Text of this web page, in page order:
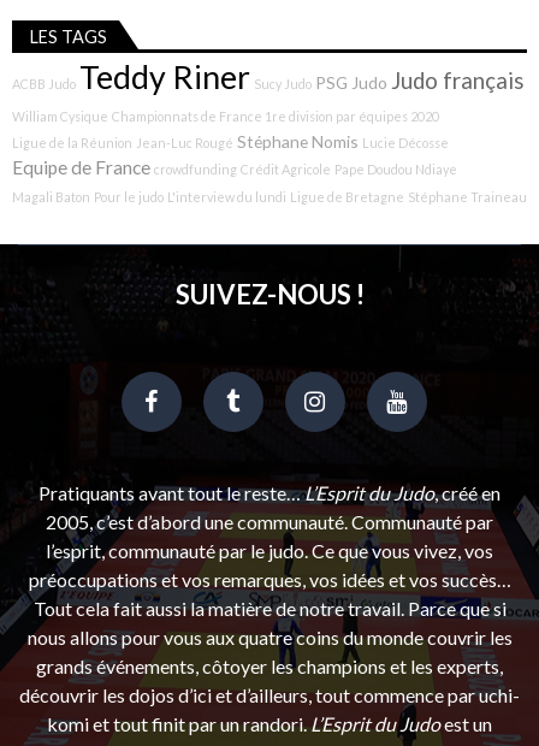
LES TAGS
ACBB Judo Teddy Riner Sucy Judo PSG Judo Judo français
William Cysique Championnats de France 1re division par équipes 2020
Ligue de la Réunion Jean-Luc Rougé Stéphane Nomis Lucie Décosse
Equipe de France crowdfunding Crédit Agricole Pape Doudou Ndiaye
Magali Baton Pour le judo L'interview du lundi Ligue de Bretagne Stéphane Traineau
SUIVEZ-NOUS !
Pratiquants avant tout le reste…L’Esprit du Judo, créé en
2005, c’est d’abord une communauté. Communauté par
l’esprit, communauté par le judo. Ce que vous vivez, vos
préoccupations et vos remarques, vos idées et vos succès…
Tout cela fait aussi la matière de notre travail. Parce que si
nous allons pour vous aux quatre coins du monde couvrir les
grands événements, côtoyer les champions et les experts,
découvrir les dojos d’ici et d’ailleurs, tout commence par uchi-
komi et tout finit par un randori.L’Esprit du Judoest un